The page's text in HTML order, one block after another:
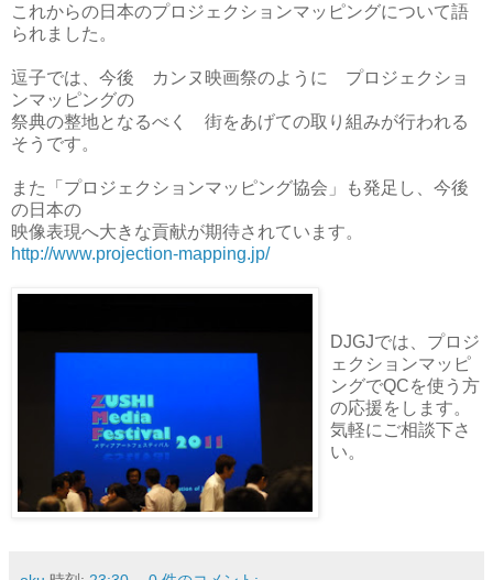
これからの日本のプロジェクションマッピングについて語
られました。
逗子では、今後 カンヌ映画祭のように プロジェクショ
ンマッピングの
祭典の整地となるべく 街をあげての取り組みが行われる
そうです。
また「プロジェクションマッピング協会」も発足し、今後
の日本の
映像表現へ大きな貢献が期待されています。
http://www.projection-mapping.jp/
DJGJでは、プロジ
ェクションマッピ
ングでQCを使う方
の応援をします。
気軽にご相談下さ
い。